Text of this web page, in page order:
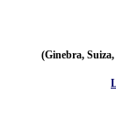
(Ginebra,